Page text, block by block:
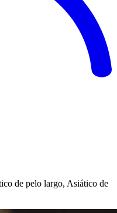
de pelo largo, Asiático de